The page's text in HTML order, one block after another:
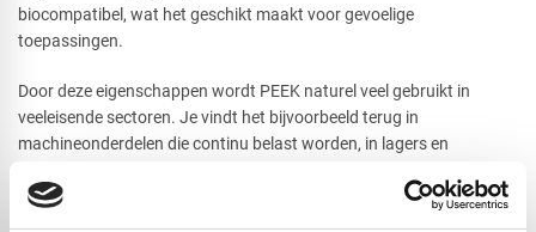
biocompatibel, wat het geschikt maakt voor gevoelige
toepassingen.
Door deze eigenschappen wordt PEEK naturel veel gebruikt in
veeleisende sectoren. Je vindt het bijvoorbeeld terug in
machineonderdelen die continu belast worden, in lagers en
voor de lucht- en ruimtevaart. Overal waar betrouwbaarheid,